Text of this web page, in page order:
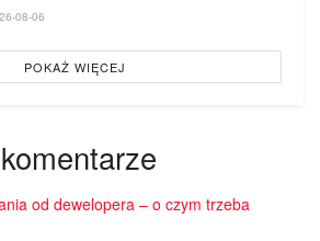
08-06
POKAŻ WIĘCEJ
od dewelopera – o czym trzeba